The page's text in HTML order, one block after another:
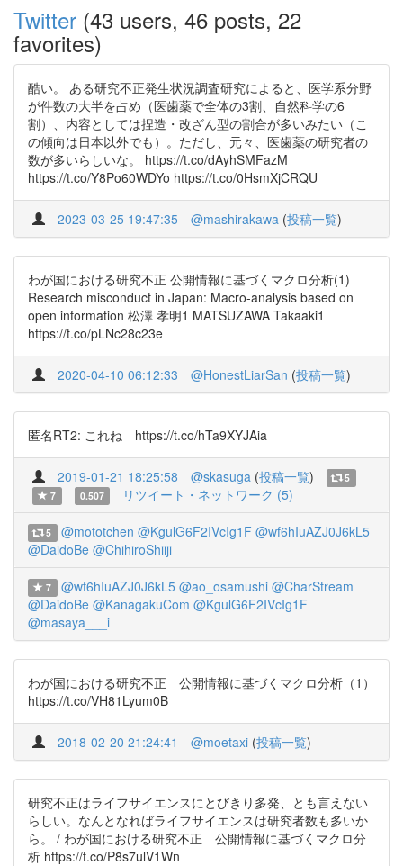
Twitter (43 users, 46 posts, 22
favorites)
酷い。 ある研究不正発生状況調査研究によると、医学系分野
が件数の大半を占め（医歯薬で全体の3割、自然科学の6
割）、内容としては捏造・改ざん型の割合が多いみたい（こ
の傾向は日本以外でも）。ただし、元々、医歯薬の研究者の
数が多いらしいな。 https://t.co/dAyhSMFazM
https://t.co/Y8Po60WDYo https://t.co/0HsmXjCRQU
2023-03-25 19:47:35 @mashirakawa (投稿一覧)
わが国における研究不正 公開情報に基づくマクロ分析(1)
Research misconduct in Japan: Macro-analysis based on
open information 松澤 孝明1 MATSUZAWA Takaaki1
https://t.co/pLNc28c23e
2020-04-10 06:12:33 @HonestLiarSan (投稿一覧)
匿名RT2: これね https://t.co/hTa9XYJAia
2019-01-21 18:25:58 @skasuga (投稿一覧)
5
7
0.507 リツイート・ネットワーク (5)
5 @mototchen @KgulG6F2IVcIg1F @wf6hIuAZJ0J6kL5
@DaidoBe @ChihiroShiiji
7 @wf6hIuAZJ0J6kL5 @ao_osamushi @CharStream
@DaidoBe @KanagakuCom @KgulG6F2IVcIg1F
@masaya___i
わが国における研究不正 公開情報に基づくマクロ分析（1）
https://t.co/VH81Lyum0B
2018-02-20 21:24:41 @moetaxi (投稿一覧)
研究不正はライフサイエンスにとびきり多発、とも言えない
らしい。なんとなればライフサイエンスは研究者数も多いか
ら。 / わが国における研究不正 公開情報に基づくマクロ分
析 https://t.co/P8s7ulV1Wn